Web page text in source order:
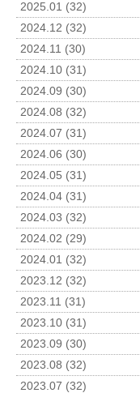
2025.01 (32)
2024.12 (32)
2024.11 (30)
2024.10 (31)
2024.09 (30)
2024.08 (32)
2024.07 (31)
2024.06 (30)
2024.05 (31)
2024.04 (31)
2024.03 (32)
2024.02 (29)
2024.01 (32)
2023.12 (32)
2023.11 (31)
2023.10 (31)
2023.09 (30)
2023.08 (32)
2023.07 (32)